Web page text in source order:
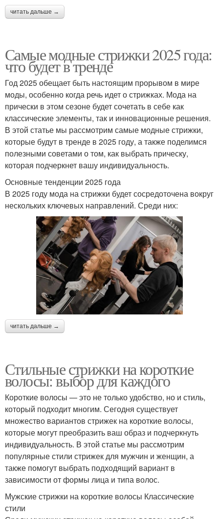
Молодежные стрижки Стильная стрижка
Стрижки с асимметрией Мужской журнал
Стайлинг-средства для
мужской шевелюры
Летние стрижки
читать дальше →
Самые модные стрижки 2025 года:
что будет в тренде
Год 2025 обещает быть настоящим прорывом в мире
моды, особенно когда речь идет о стрижках. Мода на
прически в этом сезоне будет сочетать в себе как
классические элементы, так и инновационные решения.
В этой статье мы рассмотрим самые модные стрижки,
которые будут в тренде в 2025 году, а также поделимся
полезными советами о том, как выбрать прическу,
которая подчеркнет вашу индивидуальность.
Основные тенденции 2025 года
В 2025 году мода на стрижки будет сосредоточена вокруг
нескольких ключевых направлений. Среди них:
читать дальше →
Стильные стрижки на короткие
волосы: выбор для каждого
Короткие волосы — это не только удобство, но и стиль,
который подходит многим. Сегодня существует
множество вариантов стрижек на короткие волосы,
которые могут преобразить ваш образ и подчеркнуть
индивидуальность. В этой статье мы рассмотрим
популярные стили стрижек для мужчин и женщин, а
также помогут выбрать подходящий вариант в
зависимости от формы лица и типа волос.
Мужские стрижки на короткие волосы Классические
стили